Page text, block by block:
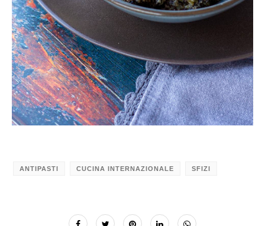
ANTIPASTI CUCINA INTERNAZIONALE SFIZI